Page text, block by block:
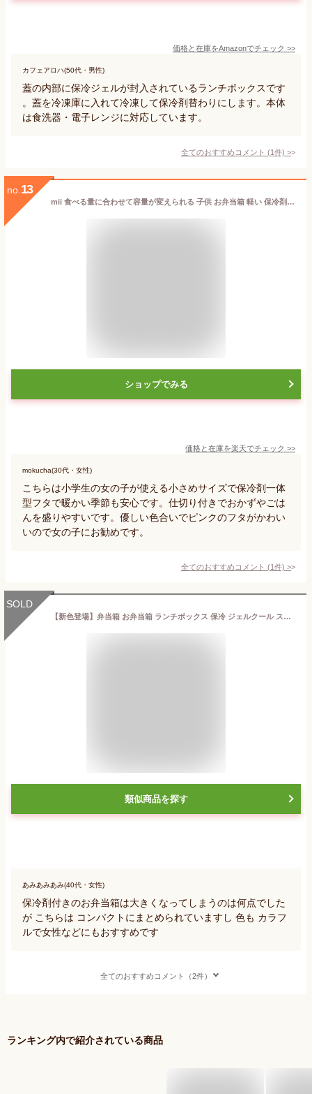
価格と在庫をAmazonでチェック >>
カフェアロハ(50代・男性)
蓋の内部に保冷ジェルが封入されているランチボックスです
。蓋を冷凍庫に入れて冷凍して保冷剤替わりにします。本体
は食洗器・電子レンジに対応しています。
全てのおすすめコメント (1件) >
no. 13
mii 食べる量に合わせて容量が変えられる 子供 お弁当箱 軽い 保冷剤一体型フタ W15.4×D12.2×H5.8cm 280-430ml 保育園 幼稚園 小学生 男の子 女の子 女性 仕切り付き 簡単クリップ ピンク 日本製 2101
ショップでみる
価格と在庫を楽天でチェック >>
mokucha(30代・女性)
こちらは小学生の女の子が使える小さめサイズで保冷剤一体
型フタで暖かい季節も安心です。仕切り付きでおかずやごは
んを盛りやすいです。優しい色合いでピンクのフタがかわい
いので女の子にお勧めです。
全てのおすすめコメント (1件) >
SOLD
【新色登場】弁当箱 お弁当箱 ランチボックス 保冷 ジェルクール スクエア 保冷剤付き 1段 一段 食洗機対応 レンジ対応 電子レンジ対応 大人 おしゃれ GEL-COOL 保冷剤一体型 日本製 500ml シンプル かわいい 保冷剤内蔵 三好製作所◇【メール便不可】【20】
類似商品を探す
あみあみあみ(40代・女性)
保冷剤付きのお弁当箱は大きくなってしまうのは何点でした
が こちらは コンパクトにまとめられていますし 色も カラフ
ルで女性などにもおすすめです
全てのおすすめコメント（2件）
ランキング内で紹介されている商品